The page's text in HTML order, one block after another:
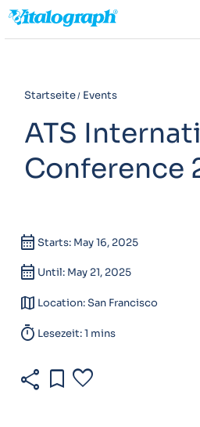
Startseite Events
ATS
Conference
calendar_month Starts: May 16, 2025
calendar_month Until: May 21, 2025
map Location: San Francisco
timer Lesezeit: 1 mins
share bookmark favorite